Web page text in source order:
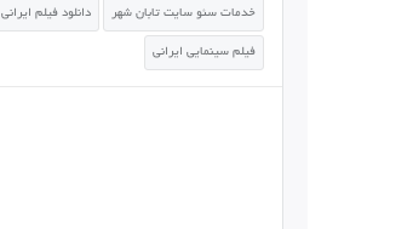
خدمات سئو سایت تابان شهر دانلود فیلم ایرانی
فیلم سینمایی ایرانی